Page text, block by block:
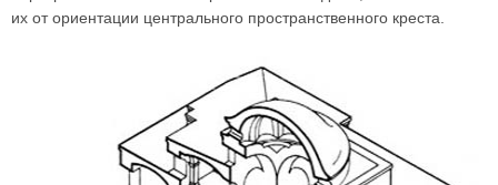
их от ориентации центрального пространственного креста.